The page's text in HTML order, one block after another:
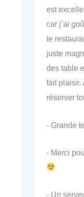
est
car j’ai
le
juste
des table
fait plaisir.
réserver
- Grande
- Merci
- Un